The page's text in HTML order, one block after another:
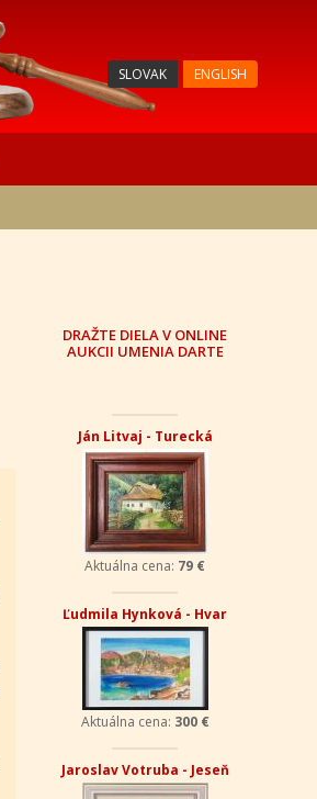
SLOVAK ENGLISH
DRAŽTE DIELA V ONLINE
AUKCII UMENIA DARTE
Ján Litvaj - Turecká
Aktuálna cena: 79 €
Ľudmila Hynková - Hvar
Aktuálna cena: 300 €
Jaroslav Votruba - Jeseň